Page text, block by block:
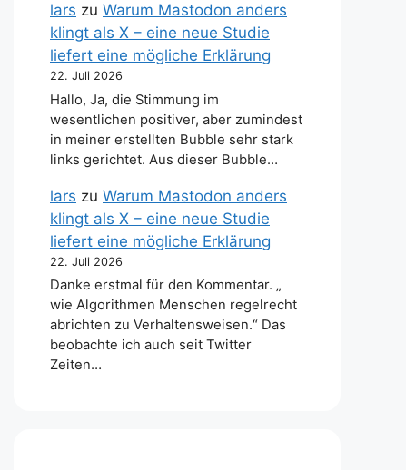
lars zu Warum Mastodon anders
klingt als X – eine neue Studie
liefert eine mögliche Erklärung
22. Juli 2026
Hallo, Ja, die Stimmung im
wesentlichen positiver, aber zumindest
in meiner erstellten Bubble sehr stark
links gerichtet. Aus dieser Bubble…
lars zu Warum Mastodon anders
klingt als X – eine neue Studie
liefert eine mögliche Erklärung
22. Juli 2026
Danke erstmal für den Kommentar. „
wie Algorithmen Menschen regelrecht
abrichten zu Verhaltensweisen.“ Das
beobachte ich auch seit Twitter
Zeiten…